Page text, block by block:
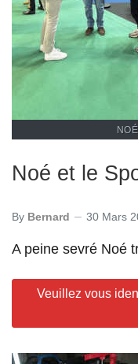
Noé et le
By Bernard 30 Mars
A peine sevré Noé
Veuillez vous